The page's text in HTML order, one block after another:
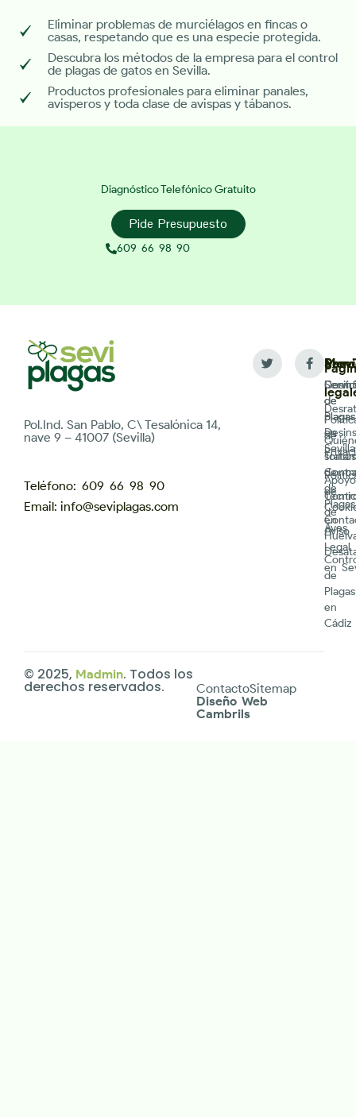
Eliminar problemas de murciélagos en fincas o
casas, respetando que es una especie protegida.
Descubra los métodos de la empresa para el control
de plagas de gatos en Sevilla.
Productos profesionales para eliminar panales,
avisperos y toda clase de avispas y tábanos.
Diagnóstico Telefónico Gratuito
Pide Presupuesto
609 66 98 90
Pol.Ind. San Pablo, C\ Tesalónica 14,
nave 9 – 41007 (Sevilla)
Teléfono: 609 66 98 90
Email: info@seviplagas.com
de
de
Aves
en
de
plagas
somos
Apoyo
de
Plagas
en
Sevilla
de
Plagas
en
de
Plagas
en
Cádiz
de
de
Aviso
Legal
© 2025, Madmin. Todos los
derechos reservados. ContactoSitemap
Diseño Web
Cambrils